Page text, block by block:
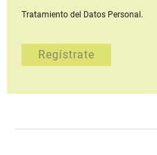
Tratamiento del Datos Personal.